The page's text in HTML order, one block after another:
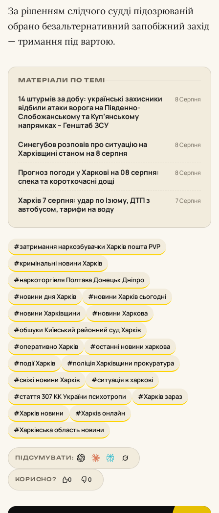
За рішенням слідчого судді підозрюваній
обрано безальтернативний запобіжний захід
— тримання під вартою.
МАТЕРІАЛИ ПО ТЕМІ
14 штурмів за добу: українські захисники
відбили атаки ворога на Південно-
Слобожанському та Куп’янському
напрямках – Генштаб ЗСУ
8 Серпня
Синєгубов розповів про ситуацію на
Харківщині станом на 8 серпня
8 Серпня
Прогноз погоди у Харкові на 08 серпня:
спека та короткочасні дощі
8 Серпня
Харків 7 серпня: удар по Ізюму, ДТП з
автобусом, тарифи на воду
7 Серпня
#затримання наркозбувачки Харків пошта PVP
#кримінальні новини Харків
#наркоторгівля Полтава Донецьк Дніпро
#новини дня Харків
#новини Харків сьогодні
#новини Харківщини
#новини Харкова
#обшуки Київський районний суд Харків
#оперативно Харків
#останні новини харкова
#події Харків
#поліція Харківщини прокуратура
#свіжі новини Харків
#ситуація в харкові
#стаття 307 КК України психотропи
#Харків зараз
#Харків новини
#Харків онлайн
#Харківська область новини
ПІДСУМУВАТИ:
КОРИСНО? 0 0